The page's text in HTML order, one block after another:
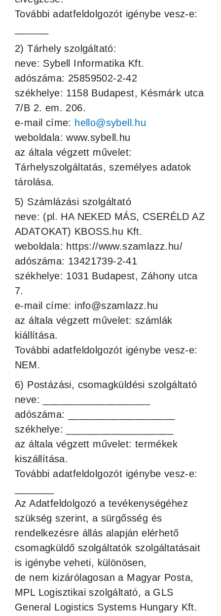
További adatfeldolgozót igénybe vesz-e:
2) Tárhely szolgáltató:
neve: Sybell Informatika Kft.
adószáma: 25859502-2-42
székhelye: 1158 Budapest, Késmárk utca
7/B 2. em. 206.
e-mail címe: hello@sybell.hu
weboldala: www.sybell.hu
az általa végzett művelet:
Tárhelyszolgáltatás, személyes adatok
tárolása.
5) Számlázási szolgáltató
neve: (pl. HA NEKED MÁS, CSERÉLD AZ
ADATOKAT) KBOSS.hu Kft.
weboldala: https://www.szamlazz.hu/
adószáma: 13421739-2-41
székhelye: 1031 Budapest, Záhony utca
7.
e-mail címe: info@szamlazz.hu
az általa végzett művelet: számlák
kiállítása.
További adatfeldolgozót igénybe vesz-e:
NEM.
6) Postázási, csomagküldési szolgáltató
neve: ___________________
adószáma: ___________________
székhelye: ___________________
az általa végzett művelet: termékek
kiszállítása.
További adatfeldolgozót igénybe vesz-e:
Az Adatfeldolgozó a tevékenységéhez
szükség szerint, a sürgősség és
rendelkezésre állás alapján elérhető
csomagküldő szolgáltatók szolgáltatásait
is igénybe veheti, különösen,
de nem kizárólagosan a Magyar Posta,
MPL Logisztikai szolgáltató, a GLS
General Logistics Systems Hungary Kft.